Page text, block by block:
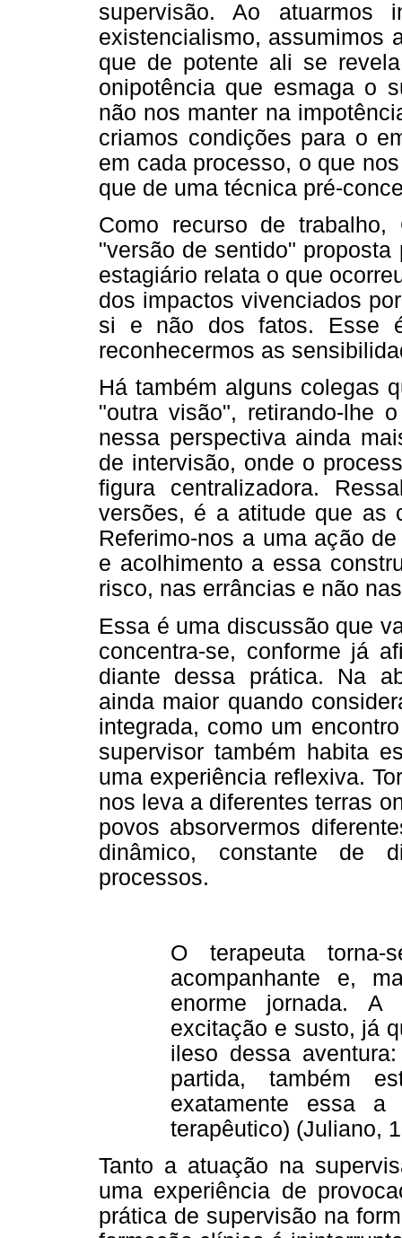
supervisão. Ao atuarmos
existencialismo, assumimos
que de potente ali se
onipotência que esmaga o
não nos manter na
criamos condições para o
em cada processo, o que
que de uma técnica pré-
Como recurso de
"versão de sentido"
estagiário relata o que
dos impactos vivenciados
si e não dos fatos. Esse
reconhecermos as
Há também alguns colegas
"outra visão", retirando-lhe
nessa perspectiva ainda
de intervisão, onde o
figura centralizadora.
versões, é a atitude que as
Referimo-nos a uma ação
e acolhimento a essa
risco, nas errâncias e não
Essa é uma discussão que
concentra-se, conforme já
diante dessa prática. Na
ainda maior quando
integrada, como um
supervisor também habita
uma experiência reflexiva.
nos leva a diferentes terras
povos absorvermos
dinâmico, constante de
processos.
O terapeuta
acompanhante e,
enorme jornada.
excitação e susto, já
ileso dessa
partida, também
exatamente essa a
terapêutico) (Juliano,
Tanto a atuação na
uma experiência de
prática de supervisão na